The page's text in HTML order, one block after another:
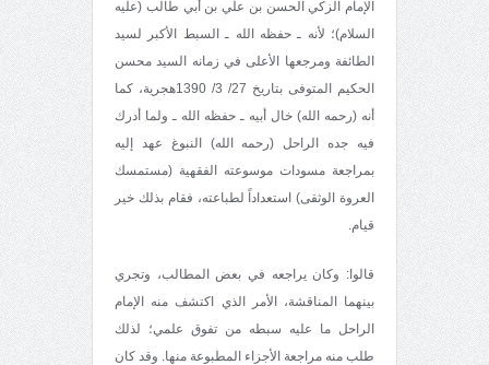
الإمام الزكي الحسن بن علي بن أبي طالب (عليه
السلام)؛ لأنه ـ حفظه الله ـ السبط الأكبر لسيد
الطائفة ومرجعها الأعلى في زمانه السيد محسن
الحكيم المتوفى بتاريخ 27/ 3/ 1390هجرية، كما
أنه (رحمه الله) خال أبيه ـ حفظه الله ـ ولما أدرك
فيه جده الراحل (رحمه الله) النبوغ عهد إليه
بمراجعة مسودات موسوعته الفقهية (مستمسك
العروة الوثقى) استعداداً لطباعته، فقام بذلك خير
قيام.
قالوا: وكان يراجعه في بعض المطالب، وتجري
بينهما المناقشة، الأمر الذي اكتشف منه الإمام
الراحل ما عليه سبطه من تفوق علمي؛ لذلك
طلب منه مراجعة الأجزاء المطبوعة منها. وقد كان